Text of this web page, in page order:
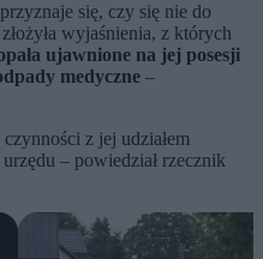
się, czy się nie do
wyjaśnienia, z których
ujawnione na jej posesji
medyczne –
z jej udziałem
– powiedział rzecznik